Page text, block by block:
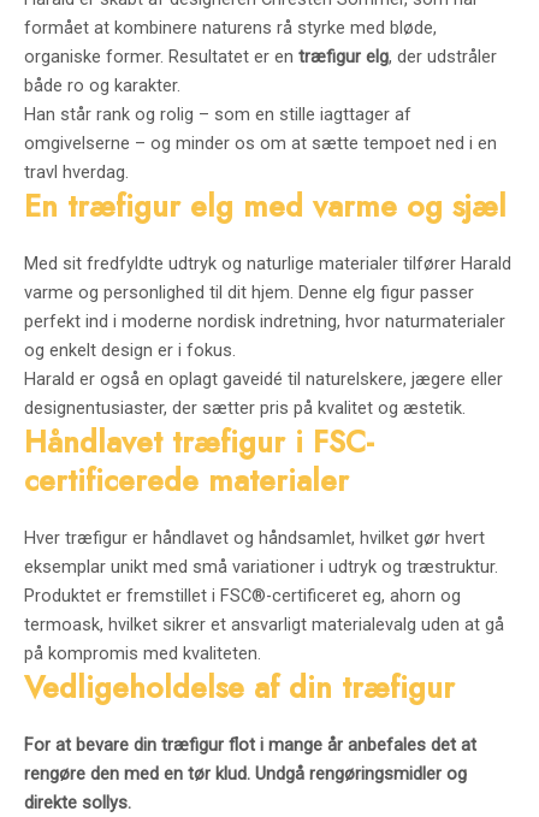
formået at kombinere naturens rå styrke med bløde,
organiske former. Resultatet er en træfigur elg, der udstråler
både ro og karakter.
Han står rank og rolig – som en stille iagttager af
omgivelserne – og minder os om at sætte tempoet ned i en
travl hverdag.
En træfigur elg med varme og sjæl
Med sit fredfyldte udtryk og naturlige materialer tilfører Harald
varme og personlighed til dit hjem. Denne elg figur passer
perfekt ind i moderne nordisk indretning, hvor naturmaterialer
og enkelt design er i fokus.
Harald er også en oplagt gaveidé til naturelskere, jægere eller
designentusiaster, der sætter pris på kvalitet og æstetik.
Håndlavet træfigur i FSC-
certificerede materialer
Hver træfigur er håndlavet og håndsamlet, hvilket gør hvert
eksemplar unikt med små variationer i udtryk og træstruktur.
Produktet er fremstillet i FSC®-certificeret eg, ahorn og
termoask, hvilket sikrer et ansvarligt materialevalg uden at gå
på kompromis med kvaliteten.
Vedligeholdelse af din træfigur
For at bevare din træfigur flot i mange år anbefales det at
rengøre den med en tør klud. Undgå rengøringsmidler og
direkte sollys.